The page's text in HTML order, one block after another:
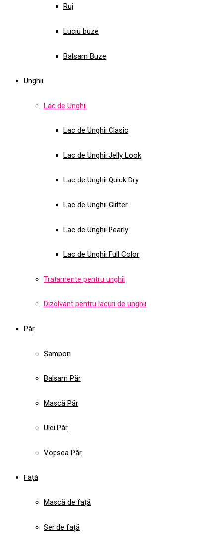
Ruj
Luciu buze
Balsam Buze
Unghii
Lac de Unghii
Lac de Unghii Clasic
Lac de Unghii Jelly Look
Lac de Unghii Quick Dry
Lac de Unghii Glitter
Lac de Unghii Pearly
Lac de Unghii Full Color
Tratamente pentru unghii
Dizolvant pentru lacuri de unghii
Păr
Șampon
Balsam Păr
Mască Păr
Ulei Păr
Vopsea Păr
Față
Mască de față
Ser de față